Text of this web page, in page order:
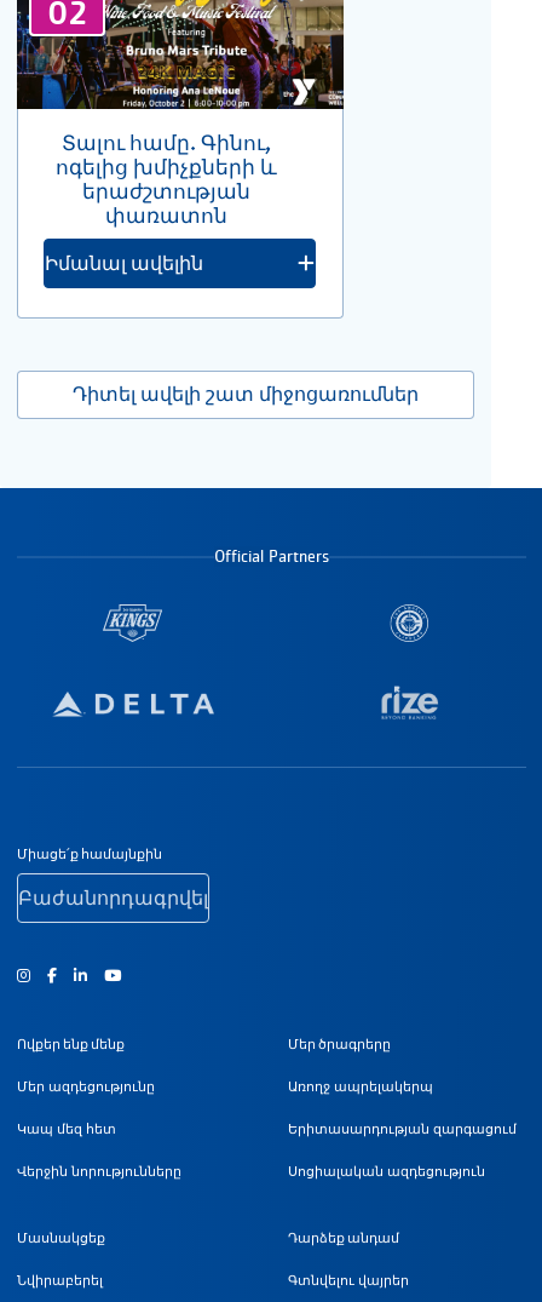
02
Տալու համը. Գինու,
ոգելից խմիչքների և
երաժշտության
փառատոն
Իմանալ ավելին
Դիտել ավելի շատ միջոցառումներ
Official Partners
Ստորին էջի նավիգացիա
Միացե՛ք համայնքին
Բաժանորդագրվել
Ինստագրամ
ՖեյսբուքՅություբ
Ովքեր ենք մենք
Մեր ազդեցությունը
Կապ մեզ հետ
Վերջին նորությունները
Մեր ծրագրերը
Առողջ ապրելակերպ
Երիտասարդության զարգացում
Սոցիալական ազդեցություն
Մասնակցեք
Նվիրաբերել
Դարձեք անդամ
Գտնվելու վայրեր